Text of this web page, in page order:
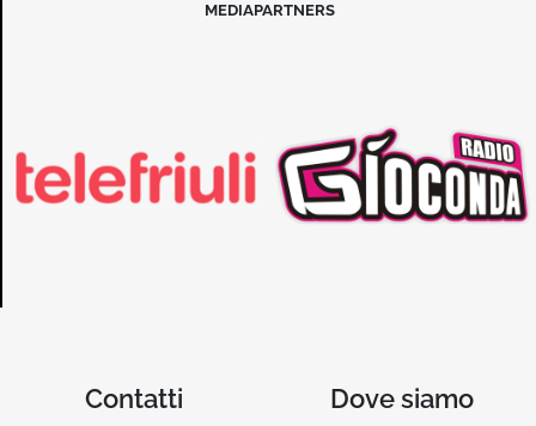
MEDIAPARTNERS
Contatti Dove siamo